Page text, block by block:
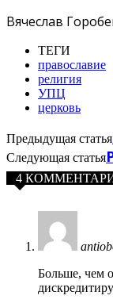
Вячеслав
ТЕГИ
православие
религия
УПЦ
церковь
Предыдущая статья
Следующая статья
4
Больше, чем